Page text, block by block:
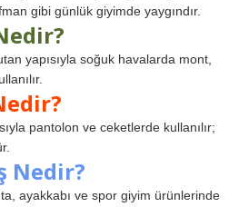
gibi günlük giyimde yaygındır.
yapısıyla soğuk havalarda mont,
pantolon ve ceketlerde kullanılır;
Nedir?
ayakkabı ve spor giyim ürünlerinde